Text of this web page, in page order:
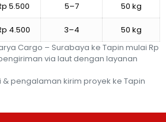
Cargo – Surabaya ke Tapin mulai Rp
via laut dengan layanan
pengalaman kirim proyek ke Tapin
5.500 5–7 50 kg
4.500 3–4 50 kg